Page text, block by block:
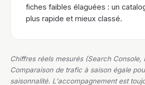
fiches faibles élaguées : un
plus rapide et mieux classé.
Chiffres réels mesurés (Search Console,
Comparaison de trafic à saison égale
saisonnalité. L'accompagnement est